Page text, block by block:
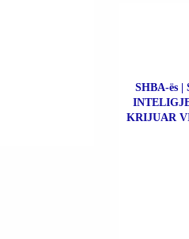
SHBA-ës |
KRIJUAR